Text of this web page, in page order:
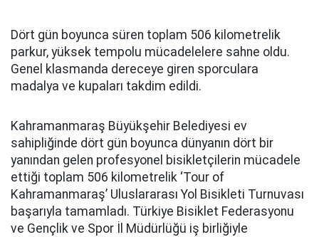
Dört gün boyunca süren toplam 506 kilometrelik
parkur, yüksek tempolu mücadelelere sahne oldu.
Genel klasmanda dereceye giren sporculara
madalya ve kupaları takdim edildi.
Kahramanmaraş Büyükşehir Belediyesi ev
sahipliğinde dört gün boyunca dünyanın dört bir
yanından gelen profesyonel bisikletçilerin mücadele
ettiği toplam 506 kilometrelik ‘Tour of
Kahramanmaraş’ Uluslararası Yol Bisikleti Turnuvası
başarıyla tamamladı. Türkiye Bisiklet Federasyonu
ve Gençlik ve Spor İl Müdürlüğü iş birliğiyle